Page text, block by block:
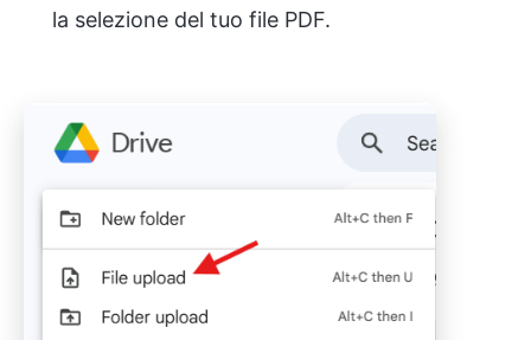
la selezione del tuo file PDF.